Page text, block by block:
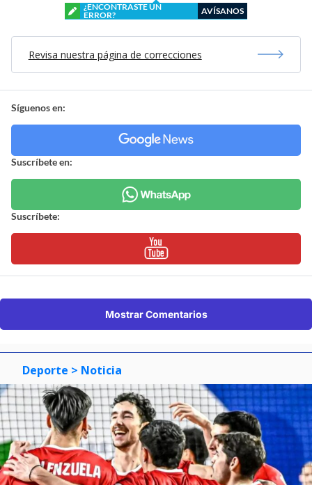
¿ENCONTRASTE UN
ERROR?
AVÍSANOS
Revisa nuestra página de correcciones
Síguenos en:
Suscríbete en:
Suscríbete:
Mostrar Comentarios
Deporte > Noticia